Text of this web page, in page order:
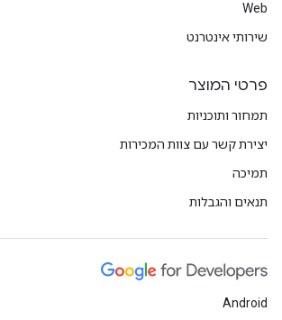
Web
שירותי אינטרנט
פרטי המוצר
תמחור ותוכניות
יצירת קשר עם צוות המכירות
תמיכה
תנאים והגבלות
Android